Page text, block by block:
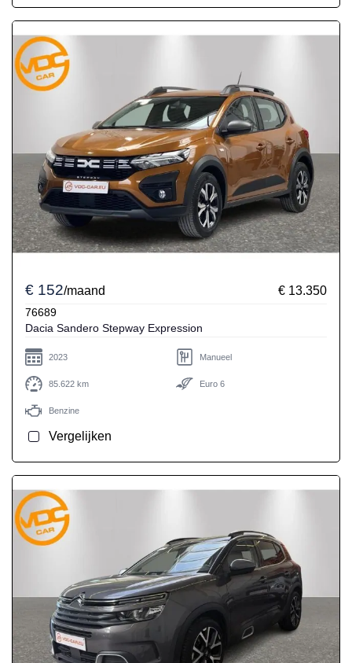
€ 152/maand € 13.350
76689
Dacia Sandero Stepway Expression
2023 Manueel
85.622 km Euro 6
Benzine
Vergelijken